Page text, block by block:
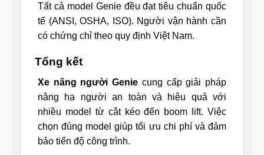
Tất cả model Genie đều đạt tiêu chuẩn quốc
tế (ANSI, OSHA, ISO). Người vận hành cần
có chứng chỉ theo quy định Việt Nam.
Tổng kết
Xe nâng người Genie cung cấp giải pháp
nâng hạ người an toàn và hiệu quả với
nhiều model từ cắt kéo đến boom lift. Việc
chọn đúng model giúp tối ưu chi phí và đảm
bảo tiến độ công trình.